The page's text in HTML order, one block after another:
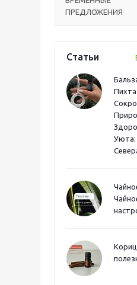
ПРЕДЛОЖЕНИЯ
Статьи
Пихта
Уюта: